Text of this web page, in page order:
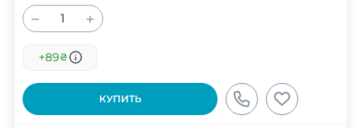
− +
+89₴
КУПИТЬ